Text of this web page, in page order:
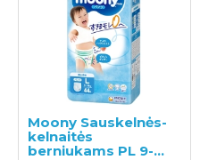
Moony Sauskelnės-
kelnaitės
berniukams PL 9-